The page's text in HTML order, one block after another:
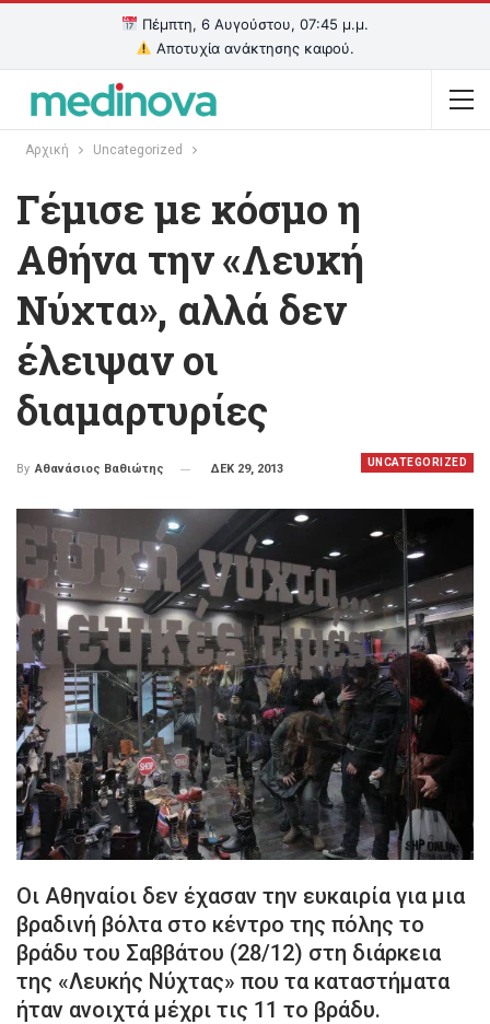
Πέμπτη, 6 Αυγούστου, 07:45 μ.μ.
Αποτυχία ανάκτησης καιρού.
Αρχική Uncategorized
Γέμισε με κόσμο η
Αθήνα την «Λευκή
Νύχτα», αλλά δεν
έλειψαν οι
διαμαρτυρίες
UNCATEGORIZED
By Αθανάσιος Βαθιώτης ΔΕΚ 29, 2013
Οι Αθηναίοι δεν έχασαν την ευκαιρία για μια
βραδινή βόλτα στο κέντρο της πόλης το
βράδυ του Σαββάτου (28/12) στη διάρκεια
της «Λευκής Νύχτας» που τα καταστήματα
ήταν ανοιχτά μέχρι τις 11 το βράδυ.